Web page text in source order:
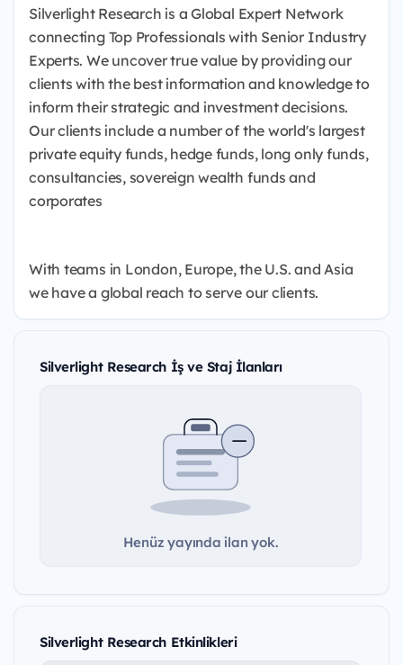
Silverlight Research is a Global Expert Network
connecting Top Professionals with Senior Industry
Experts. We uncover true value by providing our
clients with the best information and knowledge to
inform their strategic and investment decisions.
Our clients include a number of the world's largest
private equity funds, hedge funds, long only funds,
consultancies, sovereign wealth funds and
corporates
With teams in London, Europe, the U.S. and Asia
we have a global reach to serve our clients.
Silverlight Research İş ve Staj İlanları
Henüz yayında ilan yok.
Silverlight Research Etkinlikleri